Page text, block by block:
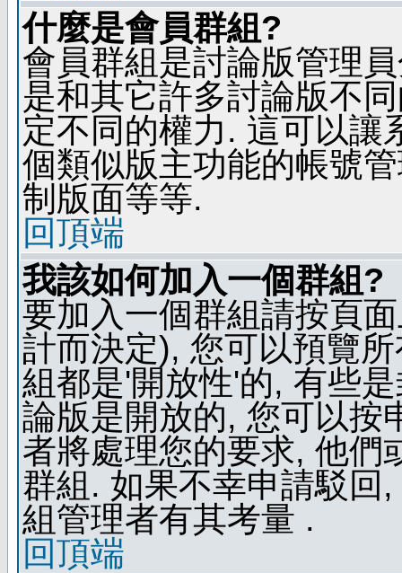
什麼是會員群組?
會員群組是討論版管理
是和其它許多討論版不
定不同的權力. 這可以讓
個類似版主功能的帳號
制版面等等.
回頂端
我該如何加入一個群組?
要加入一個群組請按頁
計而決定), 您可以預覽
組都是'開放性'的, 有些
論版是開放的, 您可以按
者將處理您的要求, 他們
群組. 如果不幸申請駁回
組管理者有其考量 .
回頂端